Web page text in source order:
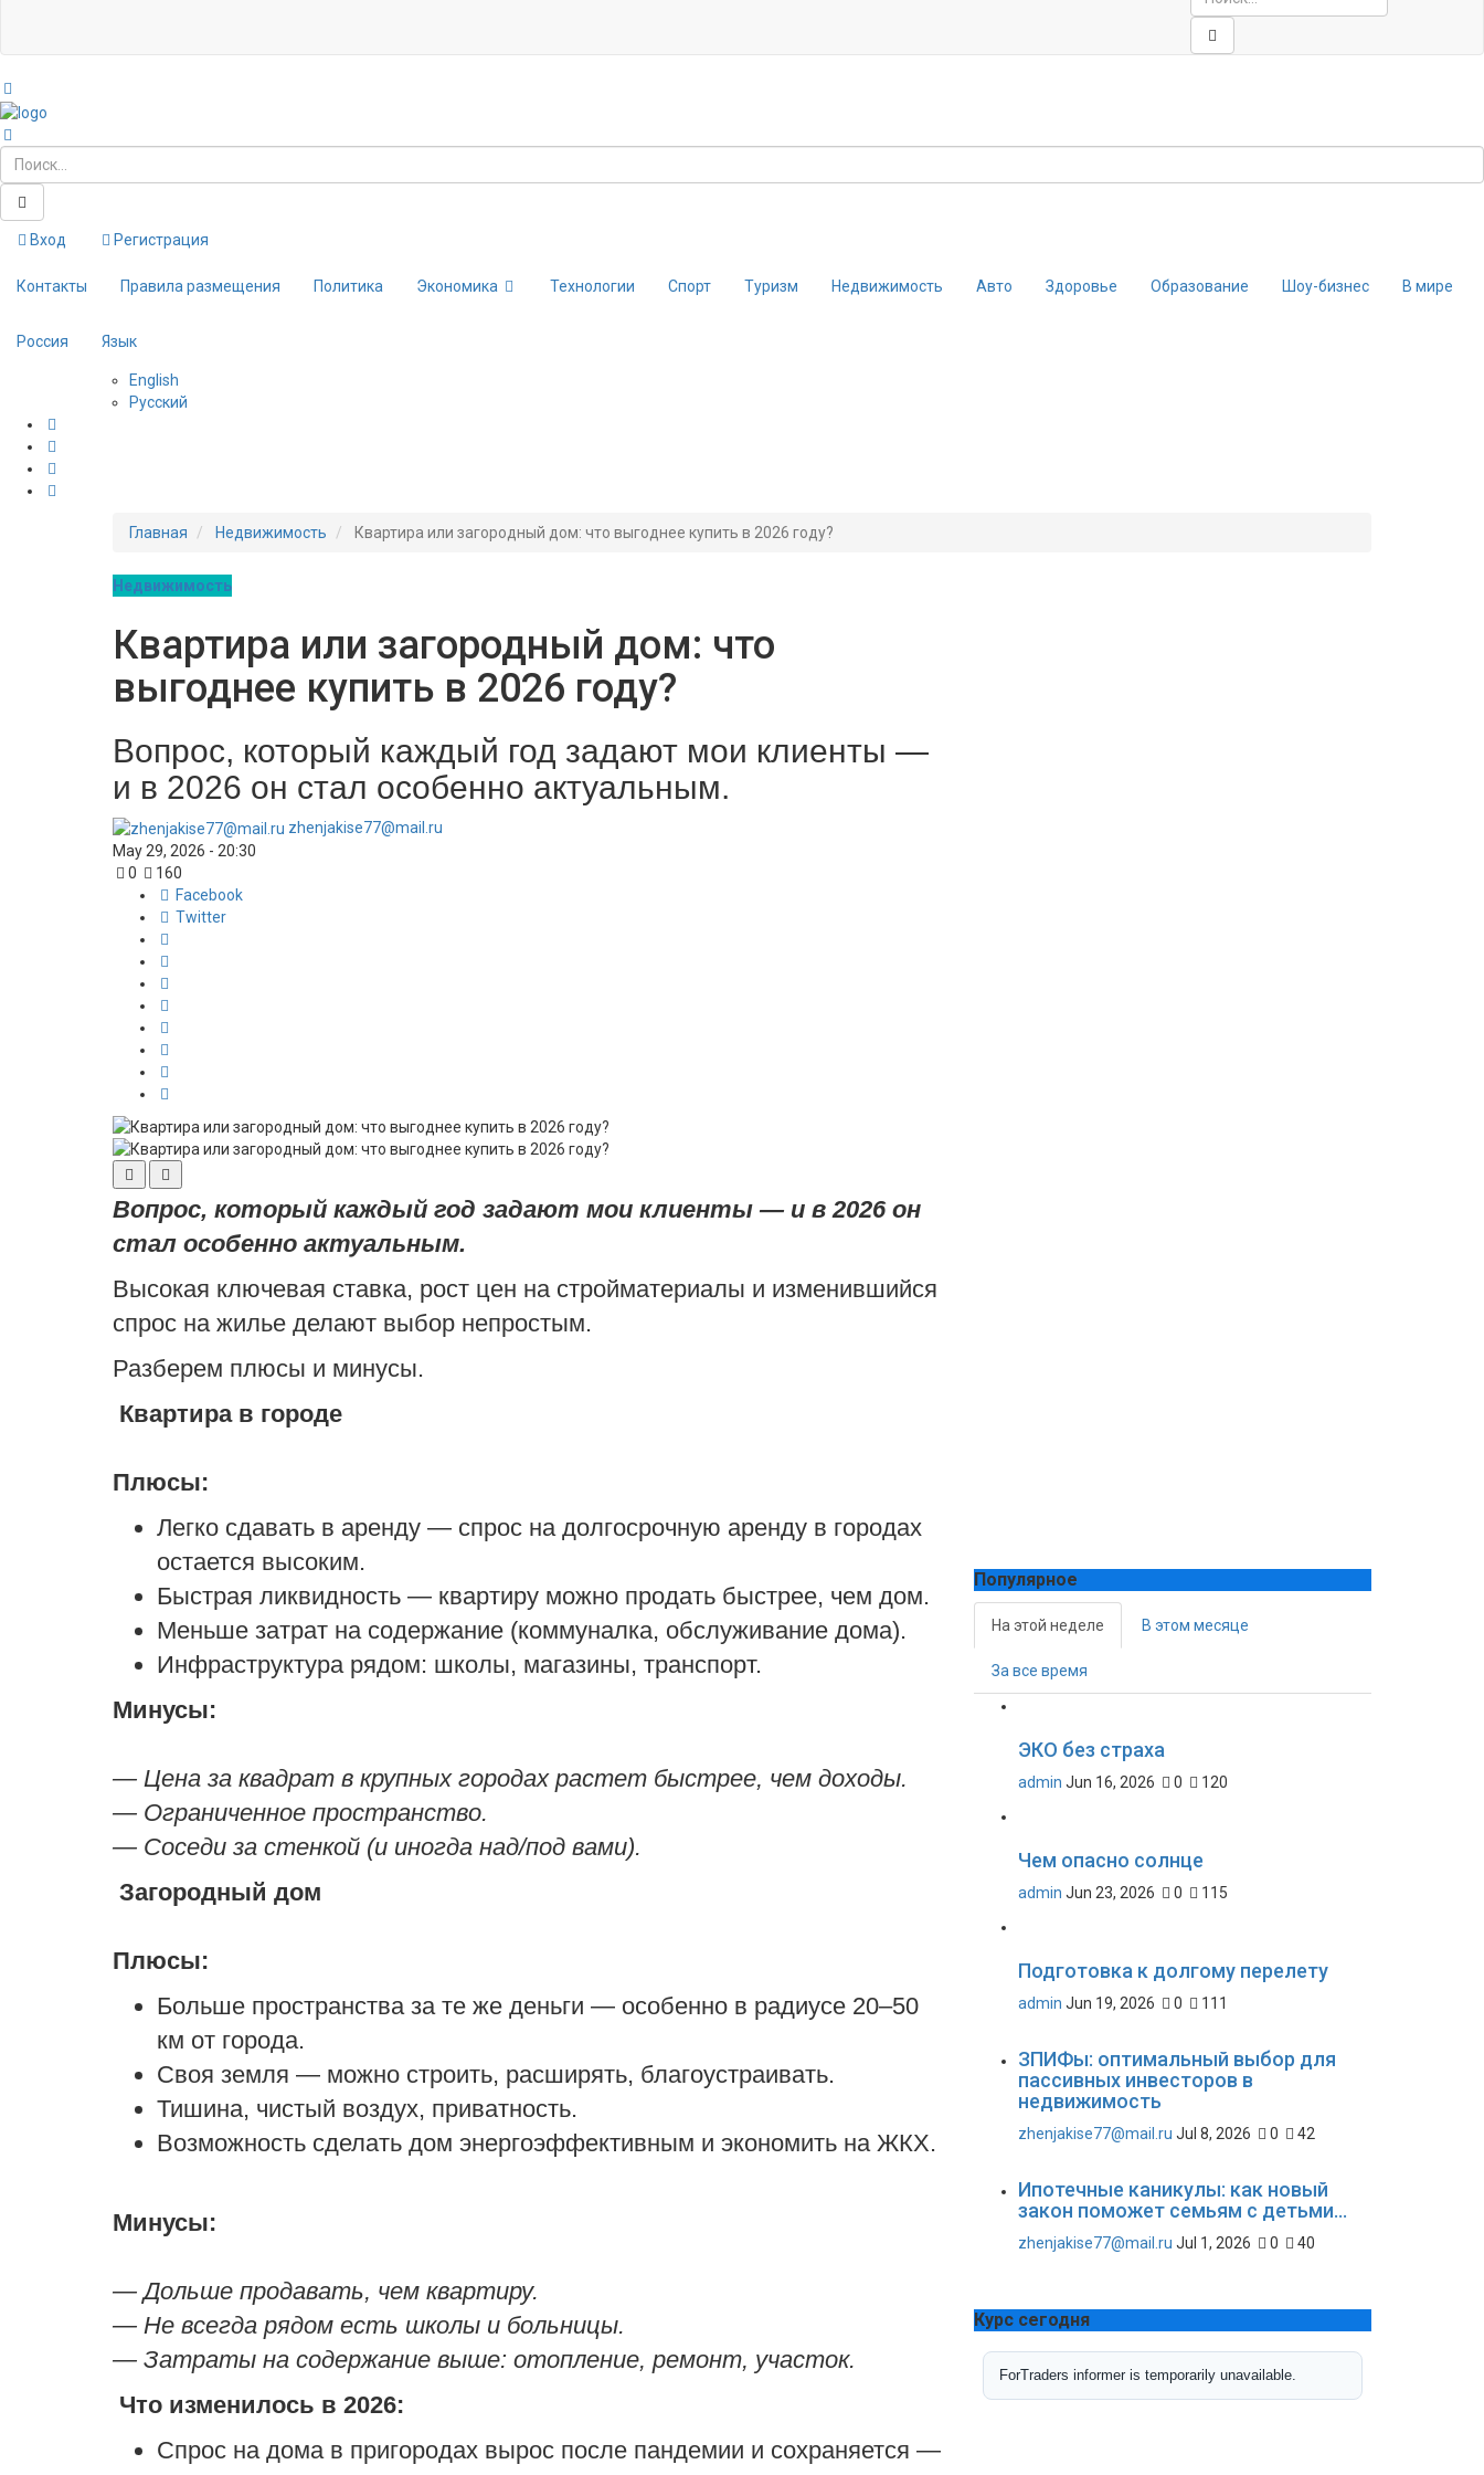
Вход Регистрация
Контакты Правила размещения Политика Экономика Технологии Спорт Туризм Недвижимость Авто Здоровье Образование Шоу-бизнес В мире
Россия Язык
English
Русский
Главная Недвижимость Квартира или загородный дом: что выгоднее купить в 2026 году?
Недвижимость
Квартира или загородный дом: что
выгоднее купить в 2026 году?
Вопрос, который каждый год задают мои клиенты —
и в 2026 он стал особенно актуальным.
zhenjakise77@mail.ru
May 29, 2026 - 20:30
0
160
Facebook
Twitter
Вопрос, который каждый год задают мои клиенты — и в 2026 он
стал особенно актуальным.
Высокая ключевая ставка, рост цен на стройматериалы и изменившийся
спрос на жилье делают выбор непростым.
Разберем плюсы и минусы.
Квартира в городе
Плюсы:
Легко сдавать в аренду — спрос на долгосрочную аренду в городах
остается высоким.
Быстрая ликвидность — квартиру можно продать быстрее, чем дом.
Меньше затрат на содержание (коммуналка, обслуживание дома).
Инфраструктура рядом: школы, магазины, транспорт.
Минусы:
— Цена за квадрат в крупных городах растет быстрее, чем доходы.
— Ограниченное пространство.
— Соседи за стенкой (и иногда над/под вами).
Загородный дом
Плюсы:
Больше пространства за те же деньги — особенно в радиусе 20–50
км от города.
Своя земля — можно строить, расширять, благоустраивать.
Тишина, чистый воздух, приватность.
Возможность сделать дом энергоэффективным и экономить на ЖКХ.
Минусы:
— Дольше продавать, чем квартиру.
— Не всегда рядом есть школы и больницы.
— Затраты на содержание выше: отопление, ремонт, участок.
Что изменилось в 2026:
Спрос на дома в пригородах вырос после пандемии и сохраняется —
Популярное
На этой неделе В этом месяце
За все время
ЭКО без страха
admin Jun 16, 2026 0 120
Чем опасно солнце
admin Jun 23, 2026 0 115
Подготовка к долгому перелету
admin Jun 19, 2026 0 111
ЗПИФы: оптимальный выбор для
пассивных инвесторов в
недвижимость
zhenjakise77@mail.ru Jul 8, 2026 0 42
Ипотечные каникулы: как новый
закон поможет семьям с детьми...
zhenjakise77@mail.ru Jul 1, 2026 0 40
Курс сегодня